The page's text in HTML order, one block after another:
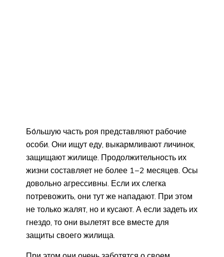
Бо́льшую часть роя представляют рабочие
особи. Они ищут еду, выкармливают личинок,
защищают жилище. Продолжительность их
жизни составляет не более 1−2 месяцев. Осы
довольно агрессивны. Если их слегка
потревожить, они тут же нападают. При этом
не только жалят, но и кусают. А если задеть их
гнездо, то они вылетят все вместе для
защиты своего жилища.